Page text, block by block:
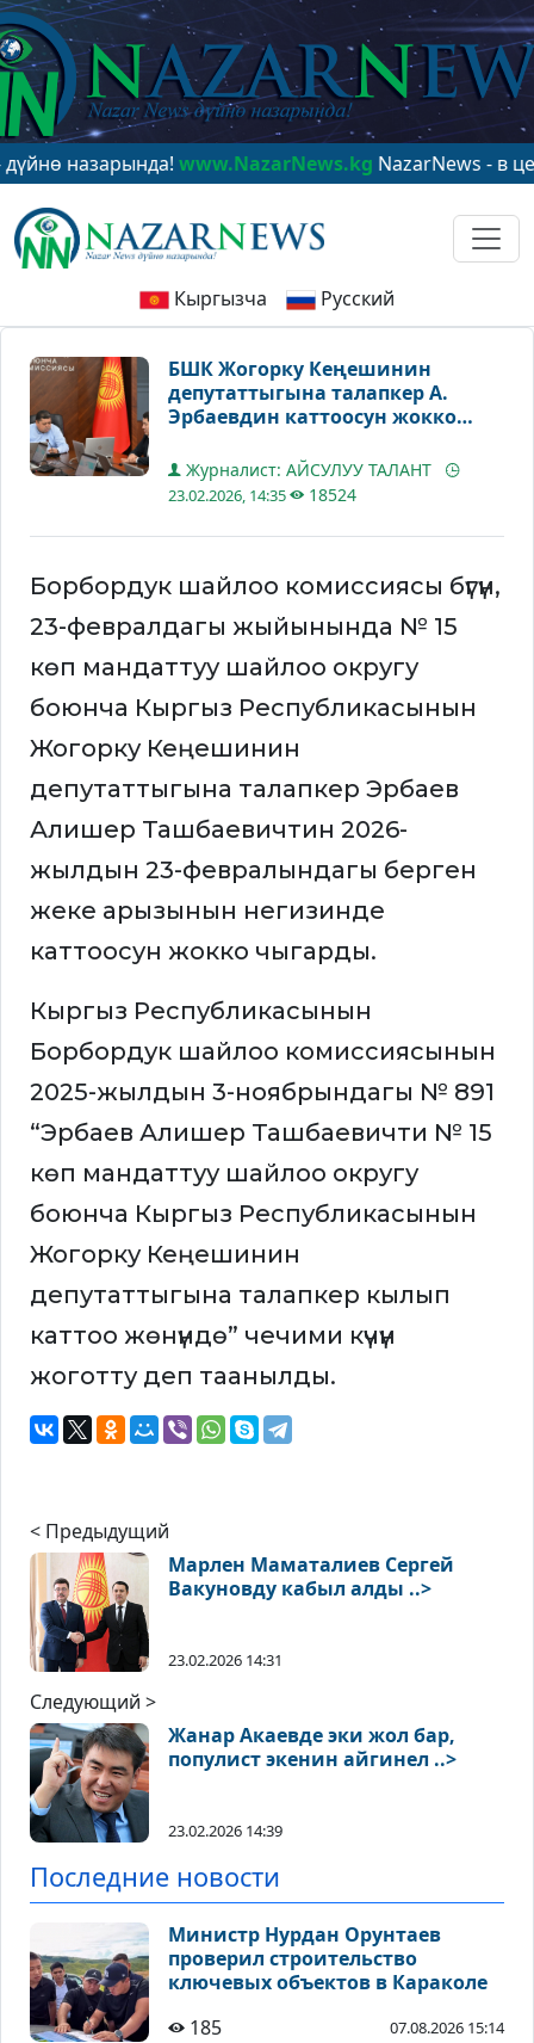
www.NazarNews.kgNazarNews - в центре
Кыргызча Русский
БШК Жогорку Кеңешинин
депутаттыгына талапкер А.
Эрбаевдин каттоосун жокко
Журналист: АЙСУЛУУ ТАЛАНТ
23.02.2026, 14:35 18524
Борбордук шайлоо комиссиясы бүгүн,
23-февралдагы жыйынында № 15
көп мандаттуу шайлоо округу
боюнча Кыргыз Республикасынын
Жогорку Кеңешинин
депутаттыгына талапкер Эрбаев
Алишер Ташбаевичтин 2026-
жылдын 23-февралындагы берген
жеке арызынын негизинде
каттоосун жокко чыгарды.
Кыргыз Республикасынын
Борбордук шайлоо комиссиясынын
2025-жылдын 3-ноябрындагы № 891
“Эрбаев Алишер Ташбаевичти № 15
көп мандаттуу шайлоо округу
боюнча Кыргыз Республикасынын
Жогорку Кеңешинин
депутаттыгына талапкер кылып
каттоо жөнүндө” чечими күчүн
жоготту деп таанылды.
< Предыдущий
Марлен Маматалиев Сергей
Вакуновду кабыл алды ..>
23.02.2026 14:31
Следующий >
Жанар Акаевде эки жол бар,
популист экенин айгинел ..>
23.02.2026 14:39
Последние новости
Министр Нурдан Орунтаев
проверил строительство
ключевых объектов в Караколе
185
07.08.2026 15:14